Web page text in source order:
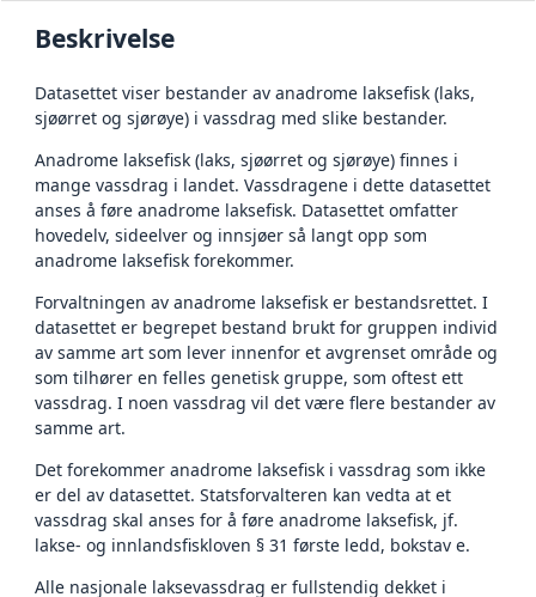
Beskrivelse
Datasettet viser bestander av anadrome laksefisk (laks,
sjøørret og sjørøye) i vassdrag med slike bestander.
Anadrome laksefisk (laks, sjøørret og sjørøye) finnes i
mange vassdrag i landet. Vassdragene i dette datasettet
anses å føre anadrome laksefisk. Datasettet omfatter
hovedelv, sideelver og innsjøer så langt opp som
anadrome laksefisk forekommer.
Forvaltningen av anadrome laksefisk er bestandsrettet. I
datasettet er begrepet bestand brukt for gruppen individ
av samme art som lever innenfor et avgrenset område og
som tilhører en felles genetisk gruppe, som oftest ett
vassdrag. I noen vassdrag vil det være flere bestander av
samme art.
Det forekommer anadrome laksefisk i vassdrag som ikke
er del av datasettet. Statsforvalteren kan vedta at et
vassdrag skal anses for å føre anadrome laksefisk, jf.
lakse- og innlandsfiskloven § 31 første ledd, bokstav e.
Alle nasjonale laksevassdrag er fullstendig dekket i